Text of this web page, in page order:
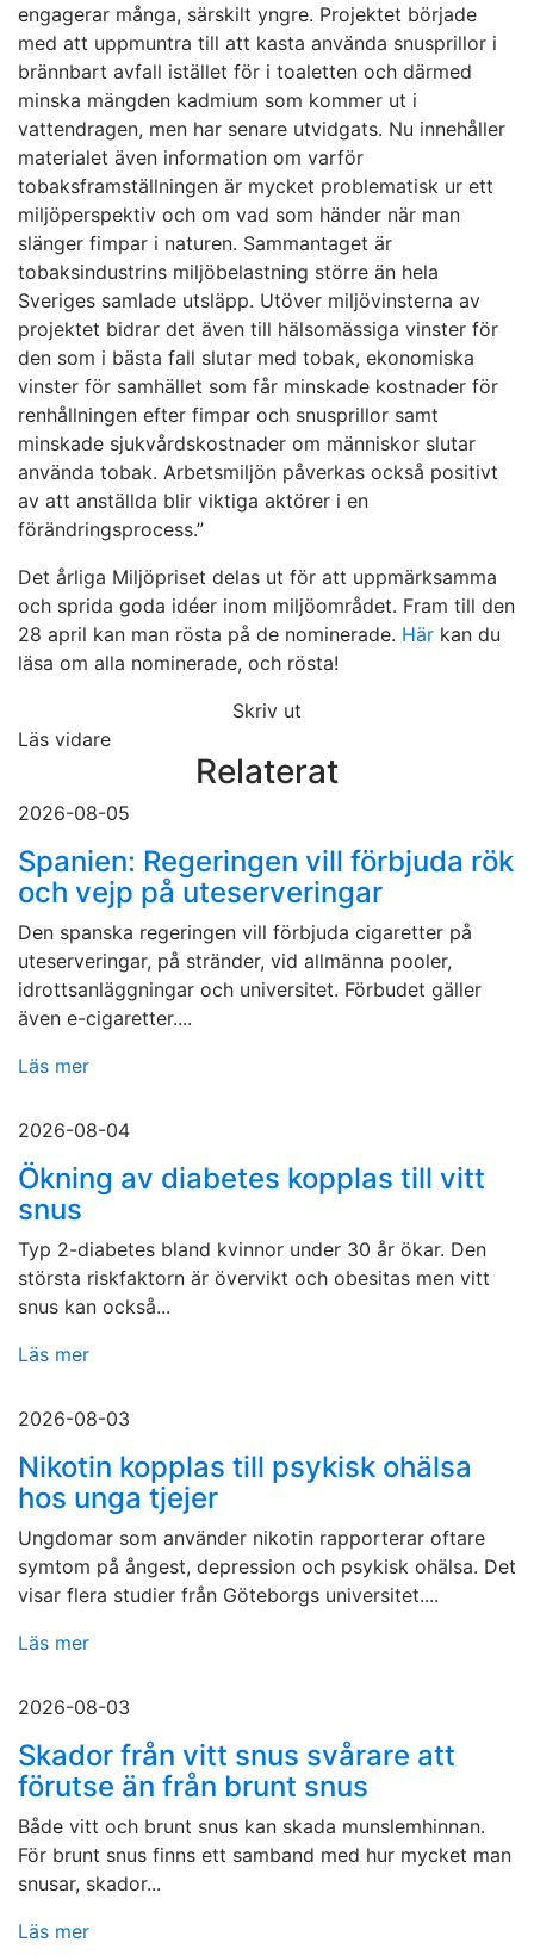
engagerar många, särskilt yngre. Projektet började
med att uppmuntra till att kasta använda snusprillor i
brännbart avfall istället för i toaletten och därmed
minska mängden kadmium som kommer ut i
vattendragen, men har senare utvidgats. Nu innehåller
materialet även information om varför
tobaksframställningen är mycket problematisk ur ett
miljöperspektiv och om vad som händer när man
slänger fimpar i naturen. Sammantaget är
tobaksindustrins miljöbelastning större än hela
Sveriges samlade utsläpp. Utöver miljövinsterna av
projektet bidrar det även till hälsomässiga vinster för
den som i bästa fall slutar med tobak, ekonomiska
vinster för samhället som får minskade kostnader för
renhållningen efter fimpar och snusprillor samt
minskade sjukvårdskostnader om människor slutar
använda tobak. Arbetsmiljön påverkas också positivt
av att anställda blir viktiga aktörer i en
förändringsprocess.”
Det årliga Miljöpriset delas ut för att uppmärksamma
och sprida goda idéer inom miljöområdet. Fram till den
28 april kan man rösta på de nominerade. Här kan du
läsa om alla nominerade, och rösta!
Skriv ut
Läs vidare
Relaterat
2026-08-05
Spanien: Regeringen vill förbjuda rök
och vejp på uteserveringar
Den spanska regeringen vill förbjuda cigaretter på
uteserveringar, på stränder, vid allmänna pooler,
idrottsanläggningar och universitet. Förbudet gäller
även e-cigaretter....
Läs mer
2026-08-04
Ökning av diabetes kopplas till vitt
snus
Typ 2-diabetes bland kvinnor under 30 år ökar. Den
största riskfaktorn är övervikt och obesitas men vitt
snus kan också...
Läs mer
2026-08-03
Nikotin kopplas till psykisk ohälsa
hos unga tjejer
Ungdomar som använder nikotin rapporterar oftare
symtom på ångest, depression och psykisk ohälsa. Det
visar flera studier från Göteborgs universitet....
Läs mer
2026-08-03
Skador från vitt snus svårare att
förutse än från brunt snus
Både vitt och brunt snus kan skada munslemhinnan.
För brunt snus finns ett samband med hur mycket man
snusar, skador...
Läs mer